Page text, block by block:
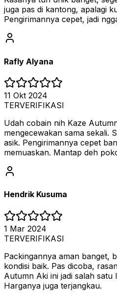
juga pas di kantong, apalagi
Pengirimannya cepet, jadi
Rafly Alyana
11 Okt 2024
TERVERIFIKASI
Udah cobain nih Kaze
mengecewakan sama sekali.
asik. Pengirimannya cepet
memuaskan. Mantap deh
Hendrik Kusuma
1 Mar 2024
TERVERIFIKASI
Packingannya aman banget,
kondisi baik. Pas dicoba,
Autumn Aki ini jadi salah satu
Harganya juga terjangkau.